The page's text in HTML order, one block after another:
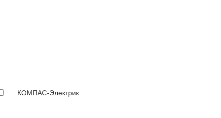
КОМПАС-Электрик